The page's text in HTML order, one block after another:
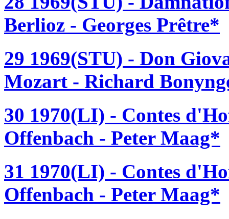
Berlioz - Georges Prêtre*
29 1969(STU) - Don
Mozart - Richard
30 1970(LI) - Contes
Offenbach - Peter Maag*
31 1970(LI) - Contes
Offenbach - Peter Maag*